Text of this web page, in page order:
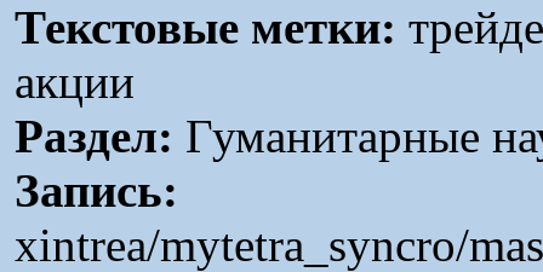
Текстовые метки:
акции
Раздел: Гуманитарные
Запись:
xintrea/mytetra_syncro/